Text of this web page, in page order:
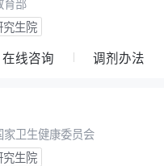
育部
究生院
在线咨询 调剂办法
家卫生健康委员会
究生院